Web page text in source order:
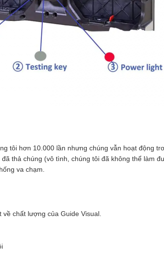
tôi hơn 10.000 lần nhưng chúng vẫn hoạt động
thả chúng (vô tình, chúng tôi đã không thể làm
va chạm.
chất lượng của Guide Visual.